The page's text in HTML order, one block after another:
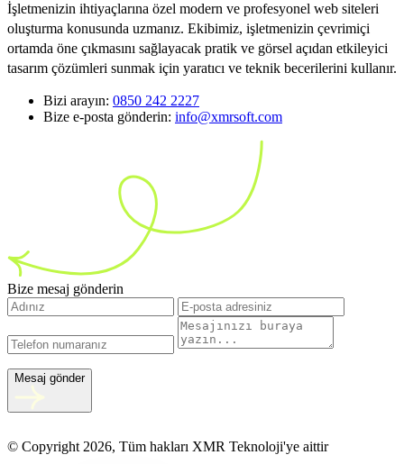
İşletmenizin ihtiyaçlarına özel modern ve profesyonel web siteleri
oluşturma konusunda uzmanız. Ekibimiz, işletmenizin çevrimiçi
ortamda öne çıkmasını sağlayacak pratik ve görsel açıdan etkileyici
tasarım çözümleri sunmak için yaratıcı ve teknik becerilerini kullanır.
Bizi arayın: 0850 242 2227
Bize e-posta gönderin: info@xmrsoft.com
Bize mesaj gönderin
Mesaj gönder
© Copyright 2026, Tüm hakları XMR Teknoloji'ye aittir